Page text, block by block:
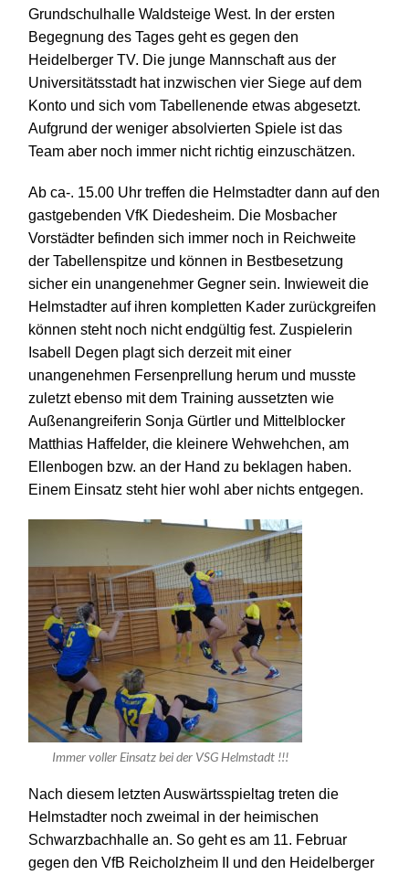
Grundschulhalle Waldsteige West. In der ersten
Begegnung des Tages geht es gegen den
Heidelberger TV. Die junge Mannschaft aus der
Universitätsstadt hat inzwischen vier Siege auf dem
Konto und sich vom Tabellenende etwas abgesetzt.
Aufgrund der weniger absolvierten Spiele ist das
Team aber noch immer nicht richtig einzuschätzen.
Ab ca-. 15.00 Uhr treffen die Helmstadter dann auf den
gastgebenden VfK Diedesheim. Die Mosbacher
Vorstädter befinden sich immer noch in Reichweite
der Tabellenspitze und können in Bestbesetzung
sicher ein unangenehmer Gegner sein. Inwieweit die
Helmstadter auf ihren kompletten Kader zurückgreifen
können steht noch nicht endgültig fest. Zuspielerin
Isabell Degen plagt sich derzeit mit einer
unangenehmen Fersenprellung herum und musste
zuletzt ebenso mit dem Training aussetzten wie
Außenangreiferin Sonja Gürtler und Mittelblocker
Matthias Haffelder, die kleinere Wehwehchen, am
Ellenbogen bzw. an der Hand zu beklagen haben.
Einem Einsatz steht hier wohl aber nichts entgegen.
Immer voller Einsatz bei der VSG Helmstadt !!!
Nach diesem letzten Auswärtsspieltag treten die
Helmstadter noch zweimal in der heimischen
Schwarzbachhalle an. So geht es am 11. Februar
gegen den VfB Reicholzheim II und den Heidelberger